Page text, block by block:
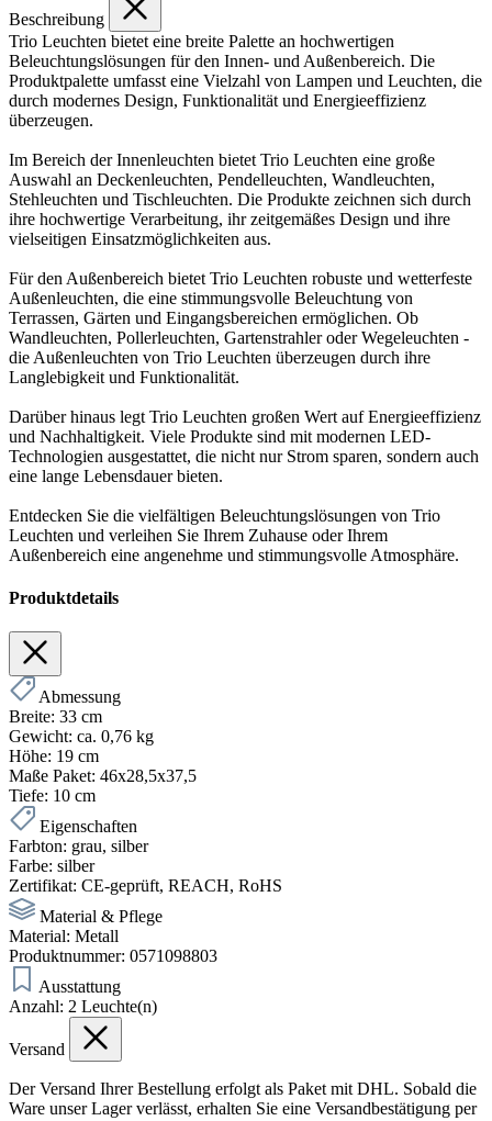
Beschreibung
Trio Leuchten bietet eine breite Palette an hochwertigen
Beleuchtungslösungen für den Innen- und Außenbereich. Die
Produktpalette umfasst eine Vielzahl von Lampen und Leuchten, die
durch modernes Design, Funktionalität und Energieeffizienz
überzeugen.
Im Bereich der Innenleuchten bietet Trio Leuchten eine große
Auswahl an Deckenleuchten, Pendelleuchten, Wandleuchten,
Stehleuchten und Tischleuchten. Die Produkte zeichnen sich durch
ihre hochwertige Verarbeitung, ihr zeitgemäßes Design und ihre
vielseitigen Einsatzmöglichkeiten aus.
Für den Außenbereich bietet Trio Leuchten robuste und wetterfeste
Außenleuchten, die eine stimmungsvolle Beleuchtung von
Terrassen, Gärten und Eingangsbereichen ermöglichen. Ob
Wandleuchten, Pollerleuchten, Gartenstrahler oder Wegeleuchten -
die Außenleuchten von Trio Leuchten überzeugen durch ihre
Langlebigkeit und Funktionalität.
Darüber hinaus legt Trio Leuchten großen Wert auf Energieeffizienz
und Nachhaltigkeit. Viele Produkte sind mit modernen LED-
Technologien ausgestattet, die nicht nur Strom sparen, sondern auch
eine lange Lebensdauer bieten.
Entdecken Sie die vielfältigen Beleuchtungslösungen von Trio
Leuchten und verleihen Sie Ihrem Zuhause oder Ihrem
Außenbereich eine angenehme und stimmungsvolle Atmosphäre.
Produktdetails
Abmessung
Breite: 33 cm
Gewicht: ca. 0,76 kg
Höhe: 19 cm
Maße Paket: 46x28,5x37,5
Tiefe: 10 cm
Eigenschaften
Farbton: grau, silber
Farbe: silber
Zertifikat: CE-geprüft, REACH, RoHS
Material & Pflege
Material: Metall
Produktnummer: 0571098803
Ausstattung
Anzahl: 2 Leuchte(n)
Versand
Der Versand Ihrer Bestellung erfolgt als Paket mit DHL. Sobald die
Ware unser Lager verlässt, erhalten Sie eine Versandbestätigung per